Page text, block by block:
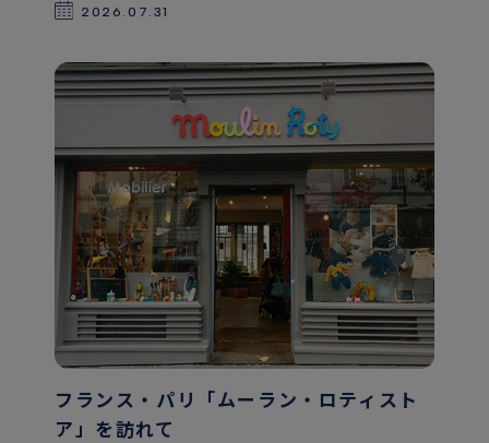
2026.07.31
フランス・パリ「ムーラン・ロティスト
ア」を訪れて